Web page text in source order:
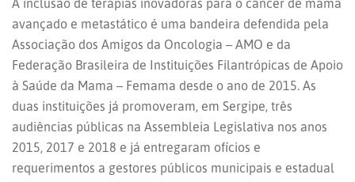
A inclusão de terapias inovadoras para o câncer de mama
avançado e metastático é uma bandeira defendida pela
Associação dos Amigos da Oncologia – AMO e da
Federação Brasileira de Instituições Filantrópicas de Apoio
à Saúde da Mama – Femama desde o ano de 2015. As
duas instituições já promoveram, em Sergipe, três
audiências públicas na Assembleia Legislativa nos anos
2015, 2017 e 2018 e já entregaram ofícios e
requerimentos a gestores públicos municipais e estadual